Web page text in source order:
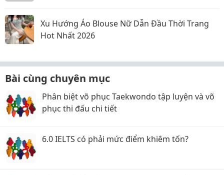
Xu Hướng Áo Blouse Nữ Dẫn Đầu Thời Trang
Hot Nhất 2026
Bài cùng chuyên mục
Phân biệt võ phục Taekwondo tập luyện và võ
phục thi đấu chi tiết
6.0 IELTS có phải mức điểm khiêm tốn?